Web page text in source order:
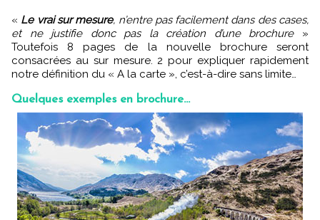
« Le vrai sur mesure, n’entre pas facilement dans des cases,
et ne justifie donc pas la création d’une brochure»
Toutefois 8 pages de la nouvelle brochure seront
consacrées au sur mesure. 2 pour expliquer rapidement
notre définition du « A la carte », c’est-à-dire sans limite…
Quelques exemples en brochure…